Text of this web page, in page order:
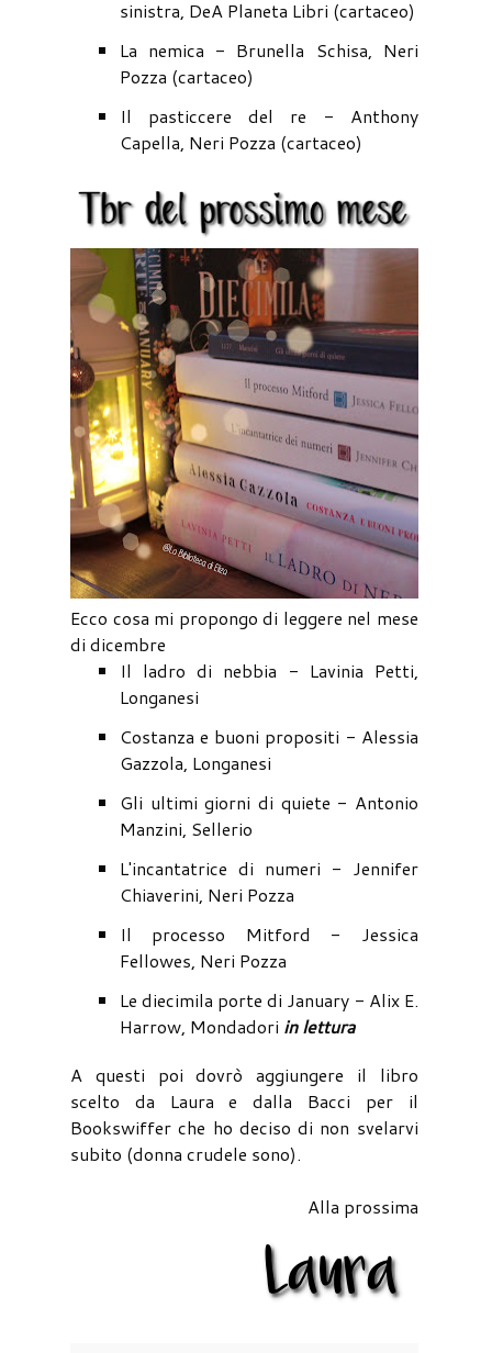
sinistra, DeA Planeta Libri (cartaceo)
La nemica - Brunella Schisa, Neri
Pozza (cartaceo)
Il pasticcere del re - Anthony
Capella, Neri Pozza (cartaceo)
Ecco cosa mi propongo di leggere nel mese
di dicembre
Il ladro di nebbia - Lavinia Petti,
Longanesi
Costanza e buoni propositi - Alessia
Gazzola, Longanesi
Gli ultimi giorni di quiete - Antonio
Manzini, Sellerio
L'incantatrice di numeri - Jennifer
Chiaverini, Neri Pozza
Il processo Mitford - Jessica
Fellowes, Neri Pozza
Le diecimila porte di January - Alix E.
Harrow, Mondadori in lettura
A questi poi dovrò aggiungere il libro
scelto da Laura e dalla Bacci per il
Bookswiffer che ho deciso di non svelarvi
subito (donna crudele sono).
Alla prossima